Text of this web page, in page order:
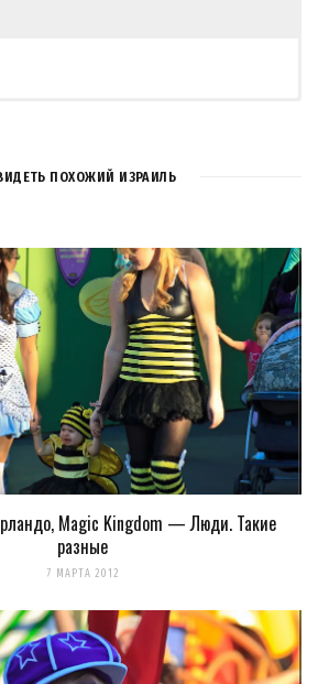
email и адрес сайта в этом браузере для
о новых записях почтой.
ПОХОЖИЙ ИЗРАИЛЬ
Magic Kingdom — Люди. Такие
разные
7 МАРТА 2012